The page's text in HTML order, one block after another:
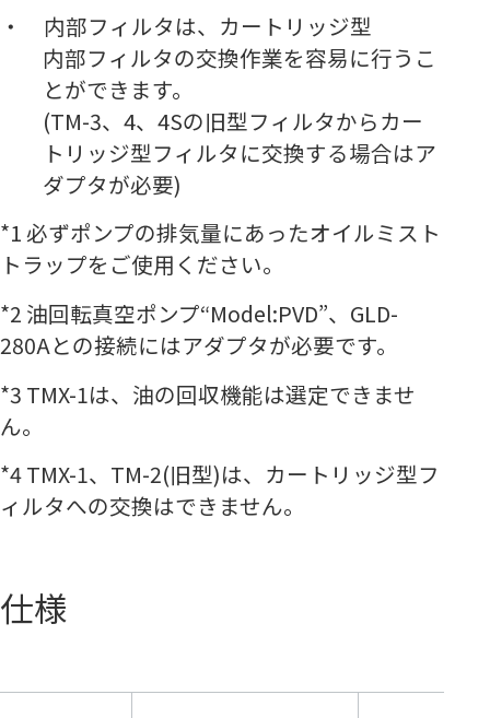
内部フィルタは、カートリッジ型
内部フィルタの交換作業を容易に行うこ
とができます。
(TM-3、4、4Sの旧型フィルタからカー
トリッジ型フィルタに交換する場合はア
ダプタが必要)
*1 必ずポンプの排気量にあったオイルミスト
トラップをご使用ください。
*2 油回転真空ポンプ“Model:PVD”、GLD-
280Aとの接続にはアダプタが必要です。
*3 TMX-1は、油の回収機能は選定できませ
ん。
*4 TMX-1、TM-2(旧型)は、カートリッジ型フ
ィルタへの交換はできません。
仕様